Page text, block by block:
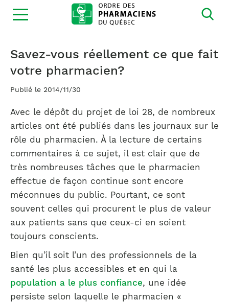
Ouvrir
la
Savez-vous réellement ce que fait
votre pharmacien?
Publié le 2014/11/30
Avec le dépôt du projet de loi 28, de nombreux
articles ont été publiés dans les journaux sur le
rôle du pharmacien. À la lecture de certains
commentaires à ce sujet, il est clair que de
très nombreuses tâches que le pharmacien
effectue de façon continue sont encore
méconnues du public. Pourtant, ce sont
souvent celles qui procurent le plus de valeur
aux patients sans que ceux-ci en soient
toujours conscients.
Bien qu’il soit l’un des professionnels de la
santé les plus accessibles et en qui la
population a le plus confiance, une idée
persiste selon laquelle le pharmacien «